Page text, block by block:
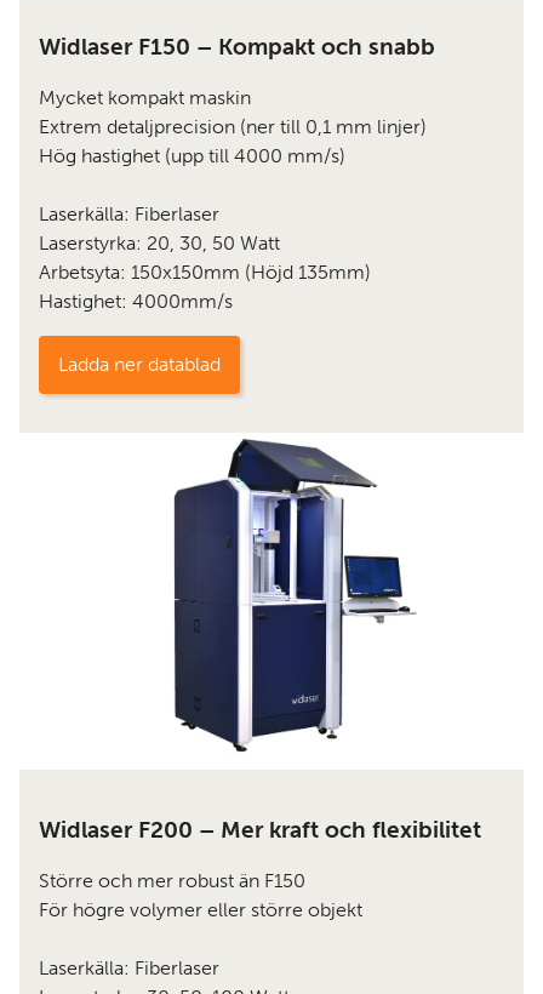
Widlaser F150 – Kompakt och snabb
Mycket kompakt maskin
Extrem detaljprecision (ner till 0,1 mm linjer)
Hög hastighet (upp till 4000 mm/s)
Laserkälla: Fiberlaser
Laserstyrka: 20, 30, 50 Watt
Arbetsyta: 150x150mm (Höjd 135mm)
Hastighet: 4000mm/s
Ladda ner datablad
Widlaser F200 – Mer kraft och flexibilitet
Större och mer robust än F150
För högre volymer eller större objekt
Laserkälla: Fiberlaser